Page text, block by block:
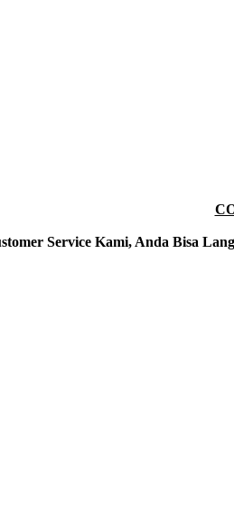
Service Kami, Anda Bisa